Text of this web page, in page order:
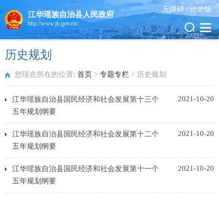
江华瑶族自治县人民政府
http://www.jh.gov.cn/
无障碍 |适老版
历史规划
您现在所在的位置: 首页 > 专题专栏 > 历史规划
江华瑶族自治县国民经济和社会发展第十三个
五年规划纲要
2021-10-20
江华瑶族自治县国民经济和社会发展第十二个
五年规划纲要
2021-10-20
江华瑶族自治县国民经济和社会发展第十一个
五年规划纲要
2021-10-20